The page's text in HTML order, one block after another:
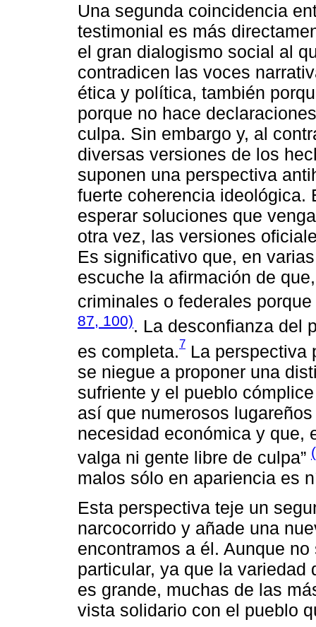
Una segunda coincidencia
testimonial es más
el gran dialogismo social al
contradicen las voces
ética y política, también
porque no hace
culpa. Sin embargo y, al
diversas versiones de los
suponen una perspectiva
fuerte coherencia ideológica.
esperar soluciones que
otra vez, las versiones
Es significativo que, en
escuche la afirmación de
criminales o federales
87, 100). La desconfianza del
es completa.7 La perspectiva
se niegue a proponer una
sufriente y el pueblo
así que numerosos
necesidad económica y que,
valga ni gente libre de culpa”
malos sólo en apariencia es
Esta perspectiva teje un
narcocorrido y añade una
encontramos a él. Aunque
particular, ya que la
es grande, muchas de las
vista solidario con el pueblo